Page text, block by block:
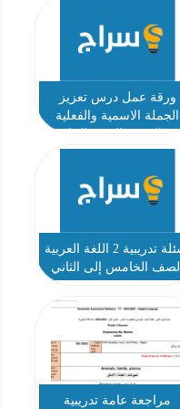
ورقة عمل درس تعزيز
الجملة الاسمية والفعلية
أسئلة تدريبية 2 اللغة العربية
الصف الخامس إلى الثاني
مراجعة عامة تدريبية